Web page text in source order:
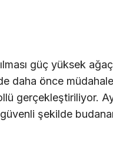
güç yüksek
daha önce
gerçekleştiriliyor.
şekilde